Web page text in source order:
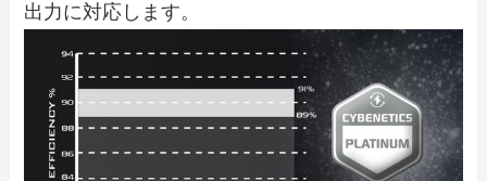
出力に対応します。